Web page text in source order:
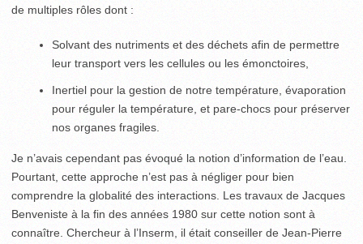
de multiples rôles dont :
Solvant des nutriments et des déchets afin de permettre
leur transport vers les cellules ou les émonctoires,
Inertiel pour la gestion de notre température, évaporation
pour réguler la température, et pare-chocs pour préserver
nos organes fragiles.
Je n’avais cependant pas évoqué la notion d’information de l’eau.
Pourtant, cette approche n’est pas à négliger pour bien
comprendre la globalité des interactions. Les travaux de Jacques
Benveniste à la fin des années 1980 sur cette notion sont à
connaître. Chercheur à l’Inserm, il était conseiller de Jean-Pierre